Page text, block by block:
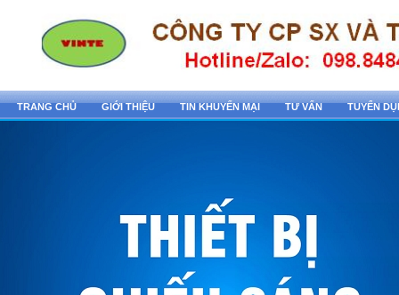
TRANG CHỦ GIỚI THIỆU TIN KHUYẾN MẠI TƯ VẤN TUYỂN